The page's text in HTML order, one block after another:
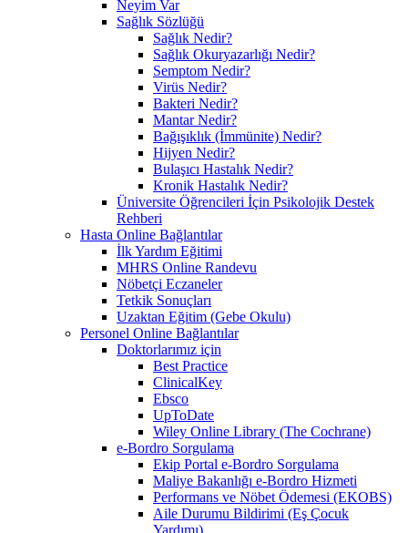
Neyim Var
Sağlık Sözlüğü
Sağlık Nedir?
Sağlık Okuryazarlığı Nedir?
Semptom Nedir?
Virüs Nedir?
Bakteri Nedir?
Mantar Nedir?
Bağışıklık (İmmünite) Nedir?
Hijyen Nedir?
Bulaşıcı Hastalık Nedir?
Kronik Hastalık Nedir?
Üniversite Öğrencileri İçin Psikolojik Destek
Rehberi
Hasta Online Bağlantılar
İlk Yardım Eğitimi
MHRS Online Randevu
Nöbetçi Eczaneler
Tetkik Sonuçları
Uzaktan Eğitim (Gebe Okulu)
Personel Online Bağlantılar
Doktorlarımız için
Best Practice
ClinicalKey
Ebsco
UpToDate
Wiley Online Library (The Cochrane)
e-Bordro Sorgulama
Ekip Portal e-Bordro Sorgulama
Maliye Bakanlığı e-Bordro Hizmeti
Performans ve Nöbet Ödemesi (EKOBS)
Aile Durumu Bildirimi (Eş Çocuk
Yardımı)